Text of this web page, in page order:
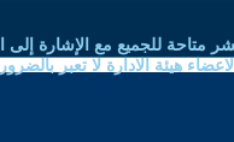
متاحة للجميع مع الإشارة إلى
هيئة الادارة لا تعبر